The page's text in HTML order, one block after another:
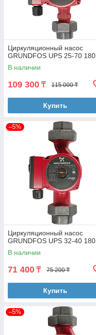
Циркуляционный насос
GRUNDFOS UPS 25-70 180
В наличии
109 300 ₸ 115 000 ₸
Купить
–5%
Циркуляционный насос
GRUNDFOS UPS 32-40 180
В наличии
71 400 ₸ 75 200 ₸
Купить
–5%